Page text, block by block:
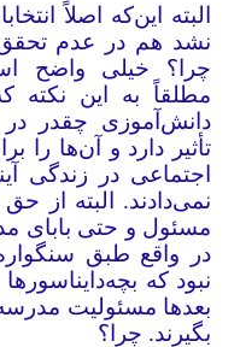
البته این‌که اصلاً
نشد هم در عدم تحقق
چرا؟ خیلی واضح
مطلقاً به این نکته
دانش‌آموزی چقدر در
تأثیر دارد و آن‌ها
اجتماعی در زندگی
نمی‌دادند. البته از
مسئول و حتی بابای
در واقع طبق
نبود که
بعدها مسئولیت
بگیرند. چرا؟